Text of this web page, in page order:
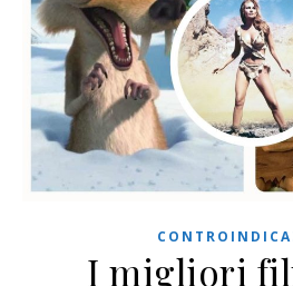
I migliori